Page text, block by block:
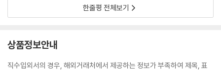
한줄평 전체보기
상품정보안내
직수입외서의 경우, 해외거래처에서 제공하는 정보가 부족하여 제목, 표